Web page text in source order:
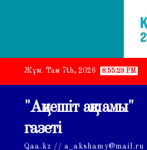
Жұм. Там 7th, 2026 8:55:30 PM
"Ақмешіт ақшамы"
газеті
Qaa.kz // a_akshamy@mail.ru